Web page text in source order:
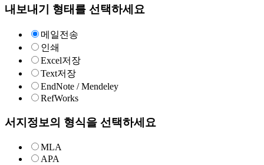
내보내기 형태를 선택하세요
메일전송
인쇄
Excel저장
Text저장
EndNote / Mendeley
RefWorks
서지정보의 형식을 선택하세요
MLA
APA